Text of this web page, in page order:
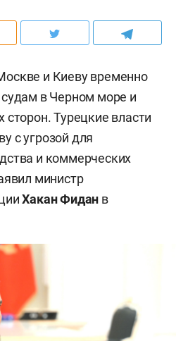
и Киеву временно
в Черном море и
сторон. Турецкие власти
с угрозой для
и коммерческих
министр
Хакан Фидан в